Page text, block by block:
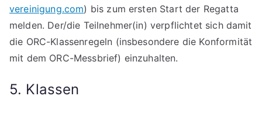
vereinigung.com) bis zum ersten Start der Regatta
melden. Der/die Teilnehmer(in) verpflichtet sich damit
die ORC-Klassenregeln (insbesondere die Konformität
mit dem ORC-Messbrief) einzuhalten.
5. Klassen